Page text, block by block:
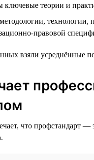
ключевые теории и
технологии,
правовой
взяли усреднённые
что профстандарт